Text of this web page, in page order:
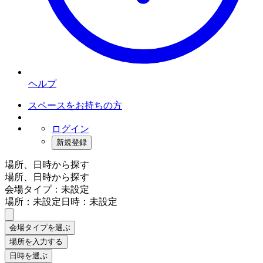
ヘルプ
スペースをお持ちの方
ログイン
新規登録
場所、日時から探す
場所、日時から探す
会場タイプ：未設定
場所：未設定日時：未設定
会場タイプを選ぶ
場所を入力する
日時を選ぶ